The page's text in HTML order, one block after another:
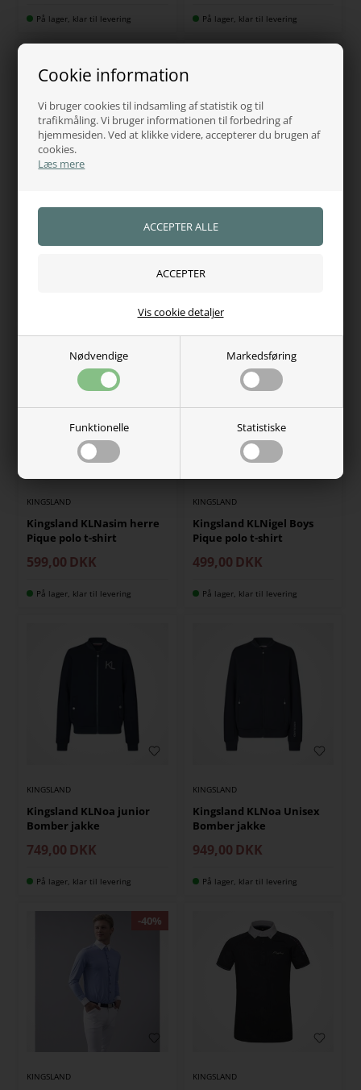
Cookie information
Vi bruger cookies til indsamling af statistik og til
trafikmåling. Vi bruger informationen til forbedring af
hjemmesiden. Ved at klikke videre, accepterer du brugen af
cookies.
Læs mere
Nødvendige Markedsføring
Funktionelle Statistiske
Vis cookie detaljer
På lager, klar til levering På lager, klar til levering
KINGSLAND
Herreridebukser knægrip
knægrip herre ridebukser
1.619,00
På lager, klar til levering
KINGSLAND
Kingsland KLNasim herre
Pique polo t-shirt
599,00 DKK
På lager, klar til levering
KINGSLAND
Kingsland KLNigel Boys
Pique polo t-shirt
499,00 DKK
På lager, klar til levering
KINGSLAND
Kingsland KLNoa junior
Bomber jakke
749,00 DKK
På lager, klar til levering
KINGSLAND
Kingsland KLNoa Unisex
Bomber jakke
949,00 DKK
På lager, klar til levering
KINGSLAND KINGSLAND